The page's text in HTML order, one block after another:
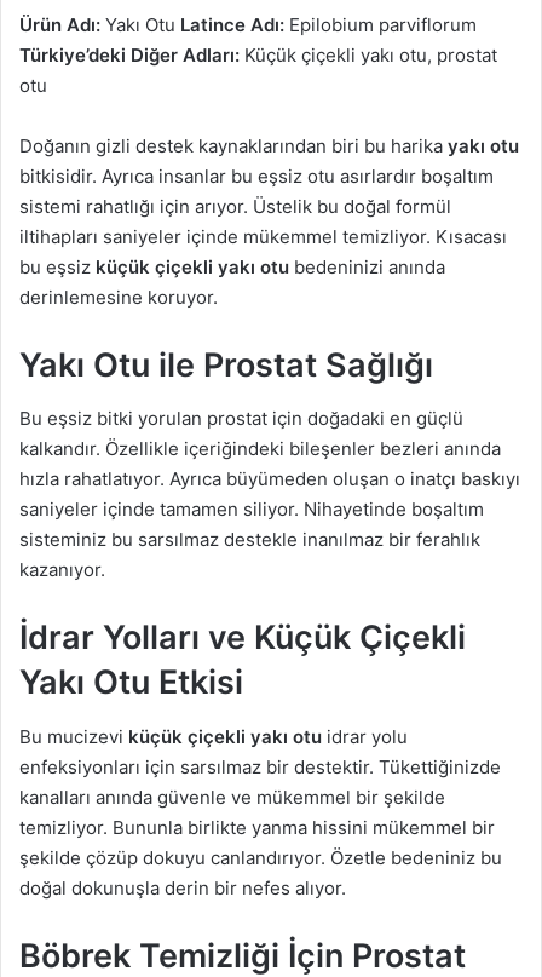
Ürün Adı: Yakı Otu Latince Adı: Epilobium parviflorum
Türkiye’deki Diğer Adları: Küçük çiçekli yakı otu, prostat
otu
Doğanın gizli destek kaynaklarından biri bu harika yakı otu
bitkisidir. Ayrıca insanlar bu eşsiz otu asırlardır boşaltım
sistemi rahatlığı için arıyor. Üstelik bu doğal formül
iltihapları saniyeler içinde mükemmel temizliyor. Kısacası
bu eşsiz küçük çiçekli yakı otu bedeninizi anında
derinlemesine koruyor.
Yakı Otu ile Prostat Sağlığı
Bu eşsiz bitki yorulan prostat için doğadaki en güçlü
kalkandır. Özellikle içeriğindeki bileşenler bezleri anında
hızla rahatlatıyor. Ayrıca büyümeden oluşan o inatçı baskıyı
saniyeler içinde tamamen siliyor. Nihayetinde boşaltım
sisteminiz bu sarsılmaz destekle inanılmaz bir ferahlık
kazanıyor.
İdrar Yolları ve Küçük Çiçekli
Yakı Otu Etkisi
Bu mucizevi küçük çiçekli yakı otu idrar yolu
enfeksiyonları için sarsılmaz bir destektir. Tükettiğinizde
kanalları anında güvenle ve mükemmel bir şekilde
temizliyor. Bununla birlikte yanma hissini mükemmel bir
şekilde çözüp dokuyu canlandırıyor. Özetle bedeniniz bu
doğal dokunuşla derin bir nefes alıyor.
Böbrek Temizliği İçin Prostat